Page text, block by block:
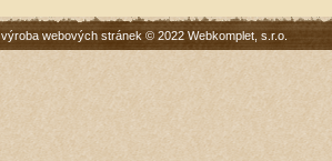
výroba webových stránek © 2022 Webkomplet, s.r.o.